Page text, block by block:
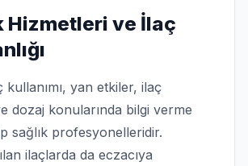
Hizmetleri ve İlaç
kullanımı, yan etkiler, ilaç
dozaj konularında bilgi verme
sağlık profesyonelleridir.
ilaçlarda da eczacıya